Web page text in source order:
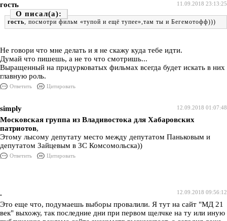
11.09.2018 23:13:25
гость
О
гость, посмотри фильм «тупой и ещё тупее»,там ты и Бегемотофф)))
Не говори что мне делать и я не скажу куда тебе идти.
Думай что пишешь, а не то что смотришь...
Выращенный на придурковатых фильмах всегда будет искать в них
главную роль.
Ответить Цитировать
12.09.2018 01:07:48
simply
Московская группа из Владивостока для Хабаровских
патриотов,
Этому лысому депутату место между депутатом Паньковым и
депутатом Зайцевым в ЗС Комсомольска))
Ответить Цитировать
12.09.2018 09:56:12
.
Это еще что, подумаешь выборы провалили. Я тут на сайт "МД 21
век" выхожу, так последние дни при первом щелчке на ту или иную